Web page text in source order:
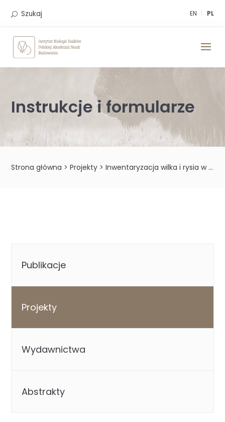
EN PL
Szukaj
Instrukcje i formularze
Strona główna >Projekty >Inwentaryzacja wilka i rysia w Polsce
Publikacje
Projekty
Wydawnictwa
Abstrakty